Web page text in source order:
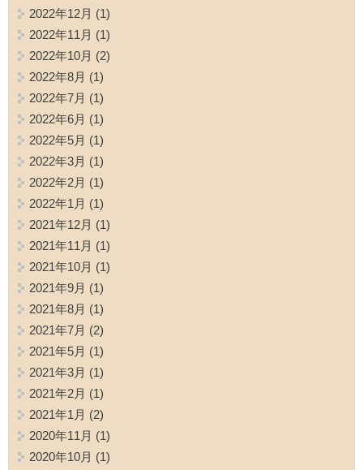
2022年12月 (1)
2022年11月 (1)
2022年10月 (2)
2022年8月 (1)
2022年7月 (1)
2022年6月 (1)
2022年5月 (1)
2022年3月 (1)
2022年2月 (1)
2022年1月 (1)
2021年12月 (1)
2021年11月 (1)
2021年10月 (1)
2021年9月 (1)
2021年8月 (1)
2021年7月 (2)
2021年5月 (1)
2021年3月 (1)
2021年2月 (1)
2021年1月 (2)
2020年11月 (1)
2020年10月 (1)